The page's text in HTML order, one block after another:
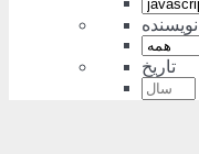
نویسنده
تاریخ